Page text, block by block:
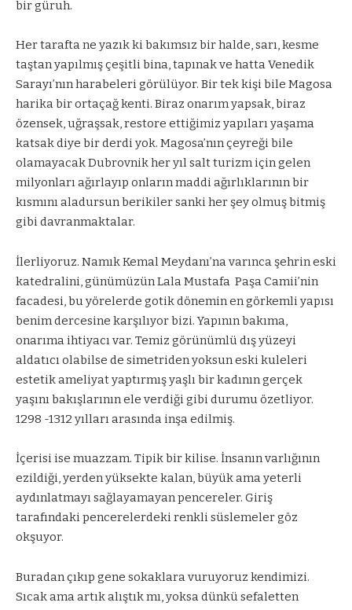
bir güruh.
Her tarafta ne yazık ki bakımsız bir halde, sarı, kesme
taştan yapılmış çeşitli bina, tapınak ve hatta Venedik
Sarayı’nın harabeleri görülüyor. Bir tek kişi bile Magosa
harika bir ortaçağ kenti. Biraz onarım yapsak, biraz
özensek, uğraşsak, restore ettiğimiz yapıları yaşama
katsak diye bir derdi yok. Magosa’nın çeyreği bile
olamayacak Dubrovnik her yıl salt turizm için gelen
milyonları ağırlayıp onların maddi ağırlıklarının bir
kısmını aladursun berikiler sanki her şey olmuş bitmiş
gibi davranmaktalar.
İlerliyoruz. Namık Kemal Meydanı’na varınca şehrin eski
katedralini, günümüzün Lala Mustafa Paşa Camii’nin
facadesi, bu yörelerde gotik dönemin en görkemli yapısı
benim dercesine karşılıyor bizi. Yapının bakıma,
onarıma ihtiyacı var. Temiz görünümlü dış yüzeyi
aldatıcı olabilse de simetriden yoksun eski kuleleri
estetik ameliyat yaptırmış yaşlı bir kadının gerçek
yaşını bakışlarının ele verdiği gibi durumu özetliyor.
1298 -1312 yılları arasında inşa edilmiş.
İçerisi ise muazzam. Tipik bir kilise. İnsanın varlığının
ezildiği, yerden yüksekte kalan, büyük ama yeterli
aydınlatmayı sağlayamayan pencereler. Giriş
tarafındaki pencerelerdeki renkli süslemeler göz
okşuyor.
Buradan çıkıp gene sokaklara vuruyoruz kendimizi.
Sıcak ama artık alıştık mı, yoksa dünkü sefaletten